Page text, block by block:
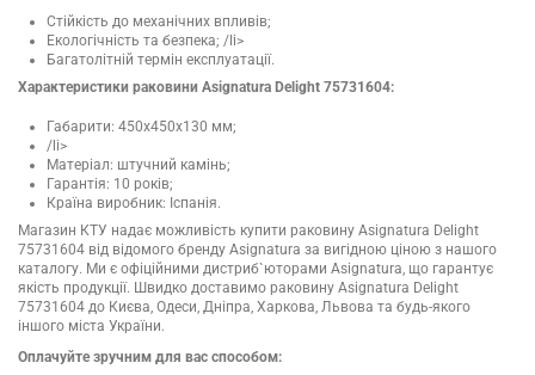
Стійкість до механічних впливів;
Екологічність та безпека; /li>
Багатолітній термін експлуатації.
Характеристики раковини Asignatura Delight 75731604:
Габарити: 450x450x130 мм;
/li>
Матеріал: штучний камінь;
Гарантія: 10 років;
Країна виробник: Іспанія.
Магазин КТУ надає можливість купити раковину Asignatura Delight
75731604 від відомого бренду Asignatura за вигідною ціною з нашого
каталогу. Ми є офіційними дистриб`юторами Asignatura, що гарантує
якість продукції. Швидко доставимо раковину Asignatura Delight
75731604 до Києва, Одеси, Дніпра, Харкова, Львова та будь-якого
іншого міста України.
Оплачуйте зручним для вас способом: